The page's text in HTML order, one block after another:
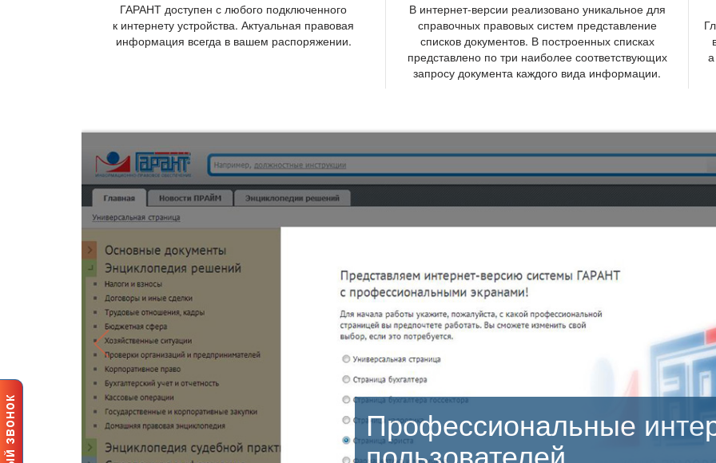
ГАРАНТ доступен с любого подключенного
к интернету устройства. Актуальная правовая
информация всегда в вашем распоряжении.
интернет-версии реализовано уникальное для
справочных правовых систем представление
списков документов. В построенных списках
представлено по три наиболее соответствующих
запросу документа каждого вида информации.
Профессиональные
пользователей